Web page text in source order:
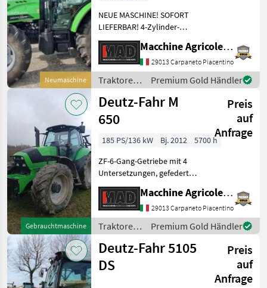
Neumaschine
NEUE MASCHINE! SOFORT
LIEFERBAR! 4-Zylinder-
Turbomotor, Stufe V – KEIN
AD-BLUE! Klimatisierte
Kabine, luftgefederter Sitz, 3
Steuerventile,
elektrohydraulisches Wend
Macchine Agricole Devoti Srl
29013 Carpaneto Piacentino
Traktoren
/ Deutz
Fahr
Premium Gold Händler
Gebrauchtmaschine
Deutz-Fahr M
650
Preis
auf
Anfrage
185 PS/136 kW Bj. 2012
5700 h
ZF-6-Gang-Getriebe mit 4
Untersetzungen, gefederte
Achse, Luftfedersitz,
Klimaanlage, 4 Verteiler,
Druckluftbremsen,
Halterung und Zulassung
für Schneeschild Traktor
Macchine Agricole Devoti Srl
29013 Carpaneto Piacentino
Traktoren
/ Deutz
Fahr
Premium Gold Händler
Deutz-Fahr 5105
DS
Preis
auf
Anfrage